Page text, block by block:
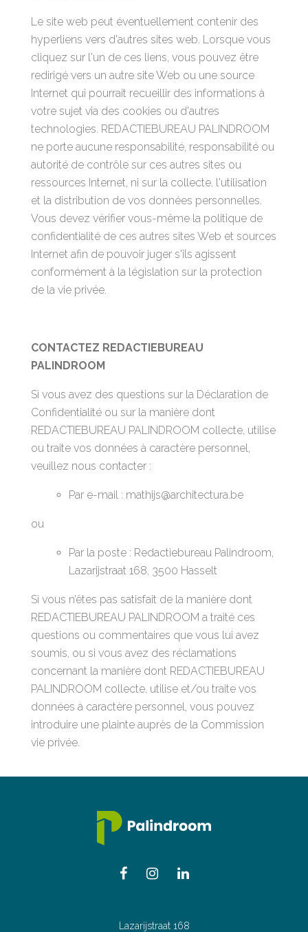
Le site web peut éventuellement contenir des
hyperliens vers d'autres sites web. Lorsque vous
cliquez sur l'un de ces liens, vous pouvez être
redirigé vers un autre site Web ou une source
Internet qui pourrait recueillir des informations à
votre sujet via des cookies ou d'autres
technologies. REDACTIEBUREAU PALINDROOM
ne porte aucune responsabilité, responsabilité ou
autorité de contrôle sur ces autres sites ou
ressources Internet, ni sur la collecte, l'utilisation
et la distribution de vos données personnelles.
Vous devez vérifier vous-même la politique de
confidentialité de ces autres sites Web et sources
Internet afin de pouvoir juger s'ils agissent
conformément à la législation sur la protection
de la vie privée.
CONTACTEZ REDACTIEBUREAU
PALINDROOM
Si vous avez des questions sur la Déclaration de
Confidentialité ou sur la manière dont
REDACTIEBUREAU PALINDROOM collecte, utilise
ou traite vos données à caractère personnel,
veuillez nous contacter :
Par e-mail : mathijs@architectura.be
ou
Par la poste : Redactiebureau Palindroom,
Lazarijstraat 168, 3500 Hasselt
Si vous n’êtes pas satisfait de la manière dont
REDACTIEBUREAU PALINDROOM a traité ces
questions ou commentaires que vous lui avez
soumis, ou si vous avez des réclamations
concernant la manière dont REDACTIEBUREAU
PALINDROOM collecte, utilise et/ou traite vos
données à caractère personnel, vous pouvez
introduire une plainte auprès de la Commission
vie privée.
Lazarijstraat 168